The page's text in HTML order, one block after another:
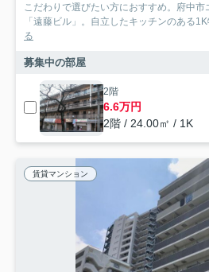
こだわりで選びたい方におすすめ。府中
「遠藤ビル」。自立したキッチンのある
る
募集中の部屋
2階
6.6万円
2階 / 24.00㎡ / 1K
賃貸マンション